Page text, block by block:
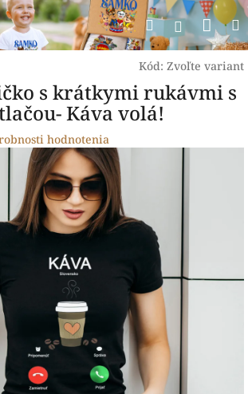
Hľadať
Kód: Zvoľte variant
s krátkymi rukávmi s
Káva volá!
hodnotenia